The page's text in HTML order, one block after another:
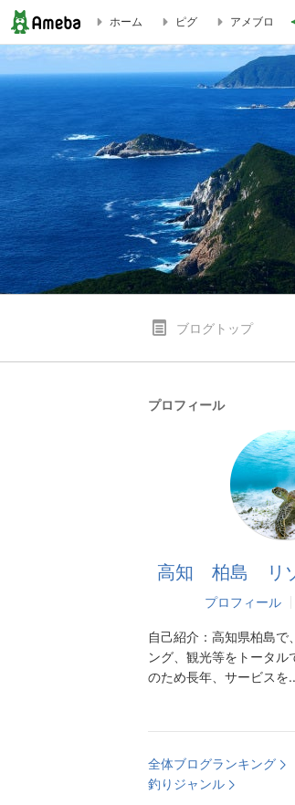
ブログ記事一覧｜高知 柏島 リゾートサー
ホーム ピグ アメブロ
ブログトップ
プロフィール
高知 柏島 リ
プロフィール
自己紹介： 高知県柏島で
ング、観光等をトータル
のため長年、サービスを
全体ブログランキング
釣りジャンル